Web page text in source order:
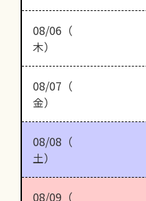
08/06（
木）
08/07（
金）
08/08（
土）
08/09（